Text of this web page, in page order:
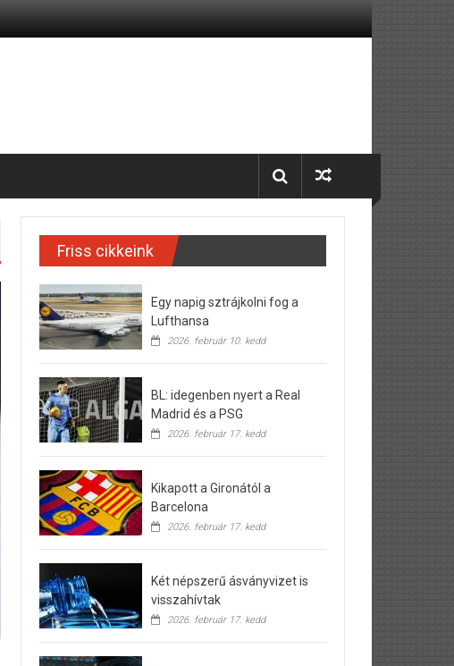
Friss cikkeink
Egy napig sztrájkolni fog a
Lufthansa
2026. február 10. kedd
BL: idegenben nyert a Real
Madrid és a PSG
2026. február 17. kedd
Kikapott a Gironától a
Barcelona
2026. február 17. kedd
Két népszerű ásványvizet is
visszahívtak
2026. február 17. kedd